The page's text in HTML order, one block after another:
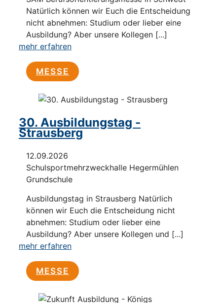
Natürlich können wir Euch die Entscheidung
nicht abnehmen: Studium oder lieber eine
Ausbildung? Aber unsere Kollegen [...]
mehr erfahren
MESSE
30. Ausbildungstag -
Strausberg
12.09.2026
Schulsportmehrzweckhalle Hegermühlen
Grundschule
Ausbildungstag in Strausberg Natürlich
können wir Euch die Entscheidung nicht
abnehmen: Studium oder lieber eine
Ausbildung? Aber unsere Kollegen und [...]
mehr erfahren
MESSE